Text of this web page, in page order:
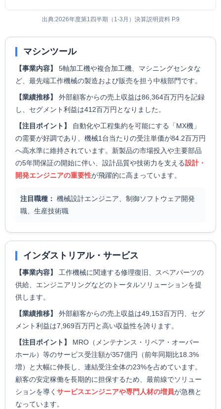
出典:2026年度第1四半期（1-3月）決算説明資料 P.9
マシンツール
【事業内容】
5軸加工機や複合加工機、マシニングセンタな
ど、最先端工作機械の製造および販売を担う中核部門です。
【業績推移】
外部顧客からの売上収益は86,364百万円を記録
し、セグメント利益は412百万円となりました。
【注目ポイント】
自動化や工程集約を可能にする「MX機」
の需要が好調であり、機械1台当たりの受注単価が84.2百万円
へ高水準に維持されています。新製品の市場投入や主要部品
の5年間保証の開始に伴い、設計品質や技術力を支える設計・
開発エンジニアの重要性が飛躍的に高まっています。
注目職種： 機械設計エンジニア、制御ソフトウェア開発
職、生産技術職
インダストリアル・サービス
【事業内容】
工作機械に関連する修理復旧、スペアパーツの
供給、エンジニアリングなどのトータルソリューションを提
供します。
【業績推移】
外部顧客からの売上収益は49,153百万円、セグ
メント利益は7,969百万円と高い収益性を誇ります。
【注目ポイント】
MRO（メンテナンス・リペア・オーバー
ホール）等のサービス受注額が357億円（前年同期比18.3%
増）と大幅に伸長し、連結受注全体の23%を占めています。
顧客の安定稼働を長期的に担保するため、最前線でソリュー
ションを導く サービスエンジニアや専門人材の増員が急務と
なっています。